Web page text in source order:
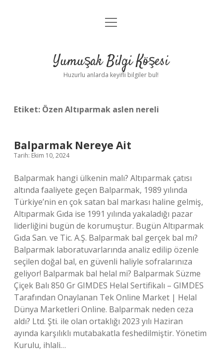
Anasayfa
Yasal Uyarı
menüyü
Yumuşak Bilgi Köşesi
Huzurlu anlarda keyifli bilgiler bul!
Etiket: Özen Altıparmak aslen nereli
Balparmak Nereye Ait
Tarih: Ekim 10, 2024
Balparmak hangi ülkenin malı? Altıparmak çatısı
altında faaliyete geçen Balparmak, 1989 yılında
Türkiye’nin en çok satan bal markası haline gelmiş,
Altıparmak Gıda ise 1991 yılında yakaladığı pazar
liderliğini bugün de korumuştur. Bugün Altıparmak
Gıda San. ve Tic. A.Ş. Balparmak bal gerçek bal mı?
Balparmak laboratuvarlarında analiz edilip özenle
seçilen doğal bal, en güvenli haliyle sofralarınıza
geliyor! Balparmak bal helal mi? Balparmak Süzme
Çiçek Balı 850 Gr GIMDES Helal Sertifikalı – GIMDES
Tarafından Onaylanan Tek Online Market | Helal
Dünya Marketleri Online. Balparmak neden ceza
aldı? Ltd. Şti. ile olan ortaklığı 2023 yılı Haziran
ayında karşılıklı mutabakatla feshedilmiştir. Yönetim
Kurulu, ihlali…